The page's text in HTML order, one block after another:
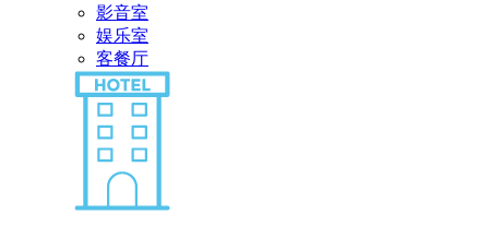
影音室
娱乐室
客餐厅